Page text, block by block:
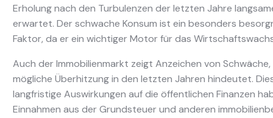
Erholung nach den Turbulenzen der letzten Jahre
erwartet. Der schwache Konsum ist ein besonders
Faktor, da er ein wichtiger Motor für das
Auch der Immobilienmarkt zeigt Anzeichen von
mögliche Überhitzung in den letzten Jahren hindeutet.
langfristige Auswirkungen auf die öffentlichen Finanzen
Einnahmen aus der Grundsteuer und anderen